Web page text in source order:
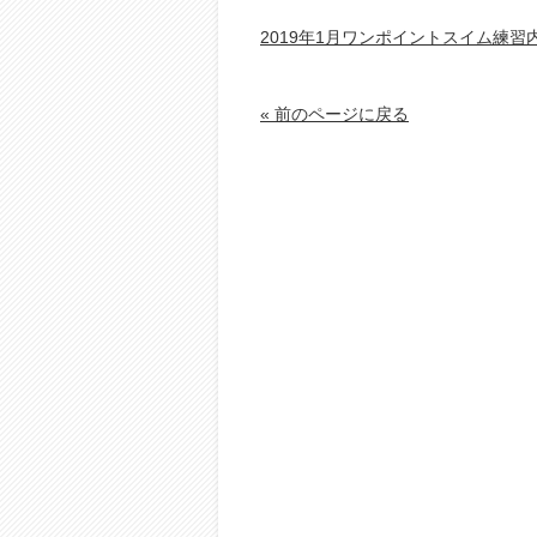
2019年1月ワンポイントスイム練
« 前のページに戻る